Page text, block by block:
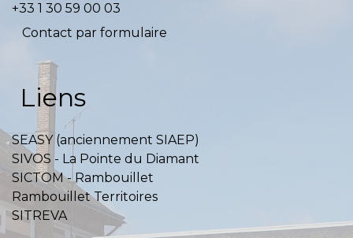
+33 1 30 59 00 03
Contact par formulaire
Liens
SEASY (anciennement SIAEP)
SIVOS - La Pointe du Diamant
SICTOM - Rambouillet
Rambouillet Territoires
SITREVA